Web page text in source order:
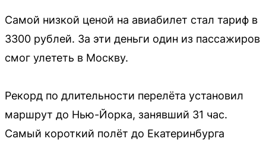
Самой низкой ценой на авиабилет стал тариф в
3300 рублей. За эти деньги один из пассажиров
смог улететь в Москву.
Рекорд по длительности перелёта установил
маршрут до Нью-Йорка, занявший 31 час.
Самый короткий полёт до Екатеринбурга